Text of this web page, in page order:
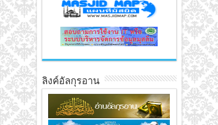
ลิงค์อัลกุรอาน